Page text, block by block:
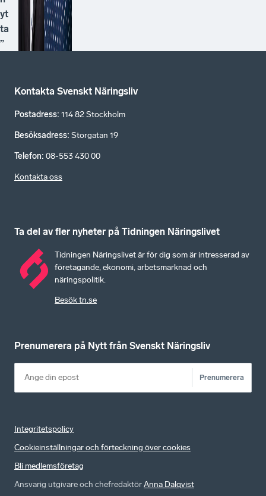
yt
ta
”
Kontakta Svenskt Näringsliv
Postadress: 114 82 Stockholm
Besöksadress: Storgatan 19
Telefon: 08-553 430 00
Kontakta oss
Ta del av fler nyheter på Tidningen Näringslivet
Tidningen Näringslivet är för dig som är intresserad av
företagande, ekonomi, arbetsmarknad och
näringspolitik.
Besök tn.se
Prenumerera på Nytt från Svenskt Näringsliv
Prenumerera
Integritetspolicy
Cookieinställningar och förteckning över cookies
Bli medlemsföretag
Ansvarig utgivare och chefredaktörAnna Dalqvist